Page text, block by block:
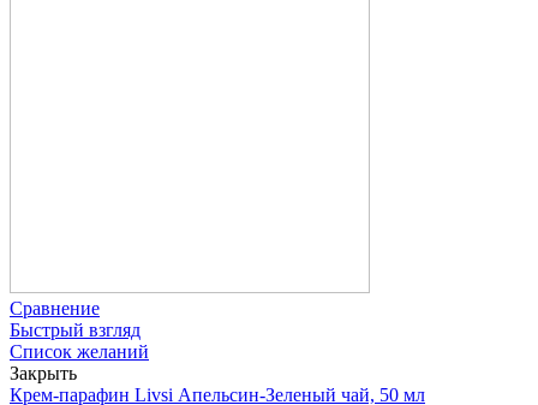
Сравнение
Быстрый взгляд
Список желаний
Закрыть
Крем-парафин Livsi Апельсин-Зеленый чай, 50 мл